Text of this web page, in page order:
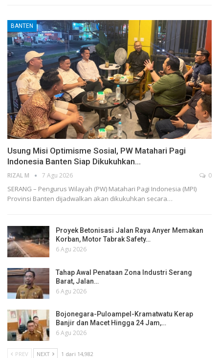
BANTEN
Usung Misi Optimisme Sosial, PW Matahari Pagi
Indonesia Banten Siap Dikukuhkan…
RIZAL M 7 Agu 2026 0
SERANG – Pengurus Wilayah (PW) Matahari Pagi Indonesia (MPI)
Provinsi Banten dijadwalkan akan dikukuhkan secara…
Proyek Betonisasi Jalan Raya Anyer Memakan
Korban, Motor Tabrak Safety…
6 Agu 2026
Tahap Awal Penataan Zona Industri Serang
Barat, Jalan…
6 Agu 2026
Bojonegara-Puloampel-Kramatwatu Kerap
Banjir dan Macet Hingga 24 Jam,…
6 Agu 2026
PREV NEXT 1 dari 14,982